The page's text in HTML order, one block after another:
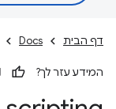
דף הבית Docs
המידע עזר לך?